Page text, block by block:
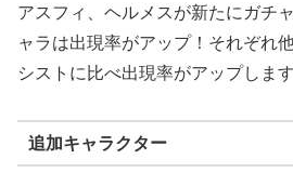
アスフィ、ヘルメスが新たにガチ
ャラは出現率がアップ！それぞ
シストに比べ出現率がアップします
追加キャラクター